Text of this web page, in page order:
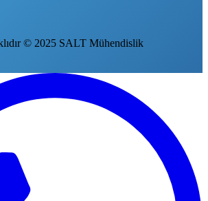
© 2025 SALT Mühendislik